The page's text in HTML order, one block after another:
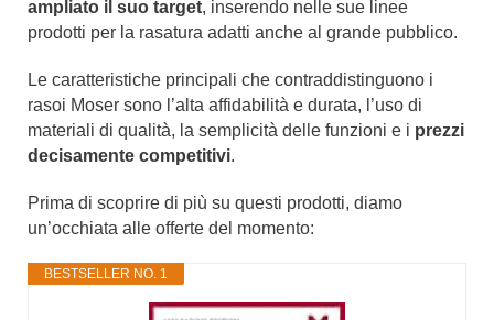
ampliato il suo target, inserendo nelle sue linee
prodotti per la rasatura adatti anche al grande pubblico.
Le caratteristiche principali che contraddistinguono i
rasoi Moser sono l’alta affidabilità e durata, l’uso di
materiali di qualità, la semplicità delle funzioni e i prezzi
decisamente competitivi.
Prima di scoprire di più su questi prodotti, diamo
un’occhiata alle offerte del momento:
BESTSELLER NO. 1